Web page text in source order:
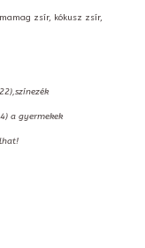
zsír, kókusz zsír,
a gyermekek